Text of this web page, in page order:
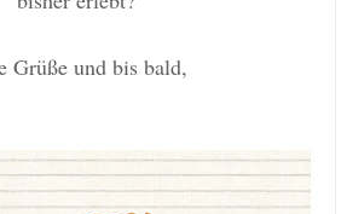
Grüße und bis bald,